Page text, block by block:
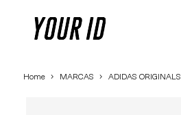
Home MARCAS ADIDAS ORIGINALS